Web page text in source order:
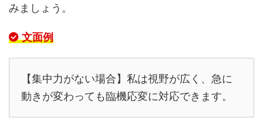
みましょう。
文面例
【集中力がない場合】私は視野が広く、急に
動きが変わっても臨機応変に対応できます。